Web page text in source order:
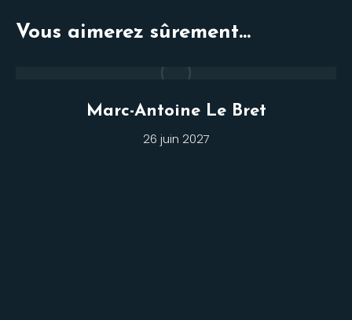
Vous aimerez sûrement...
Marc-Antoine Le Bret
26 juin 2027